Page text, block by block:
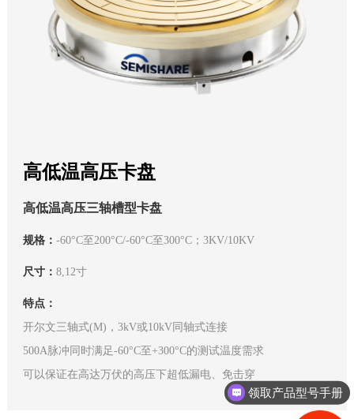
高低温高压卡盘
高低温高压三轴槽型卡盘
规格： -60°C至200°C/-60°C至300°C；3KV/10KV
尺寸： 8,12寸
特点：
开尔文三轴式(M)，3kV或10kV同轴式连接
500A脉冲同时满足-60°C至+300°C的测试温度需求
可以保证在高达万伏的高压下超低漏电、免击穿
领取产品型号手册